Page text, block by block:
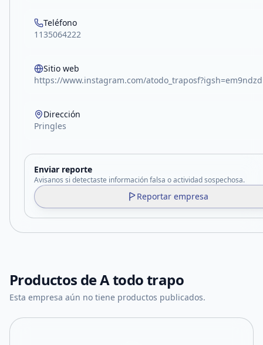
Teléfono
1135064222
Sitio web
https://www.instagram.com/
Dirección
Pringles
Enviar reporte
Avisanos si detectaste información falsa o actividad sospechosa.
Reportar empresa
Productos deA todo trapo
Esta empresa aún no tiene productos publicados.